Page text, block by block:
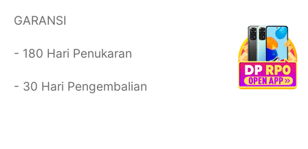
GARANSI
- 180 Hari Penukaran
- 30 Hari Pengembalian